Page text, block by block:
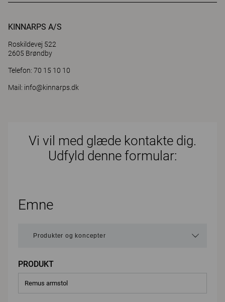
KINNARPS A/S
Roskildevej 522
2605 Brøndby
Telefon: 70 15 10 10
Mail: info@kinnarps.dk
Vi vil med glæde kontakte dig.
Udfyld denne formular:
Emne
PRODUKT